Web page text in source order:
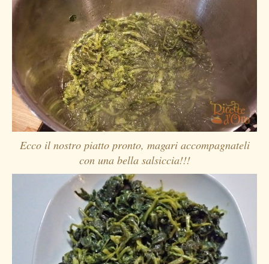
Ecco il nostro piatto pronto, magari accompagnateli
con una bella salsiccia!!!